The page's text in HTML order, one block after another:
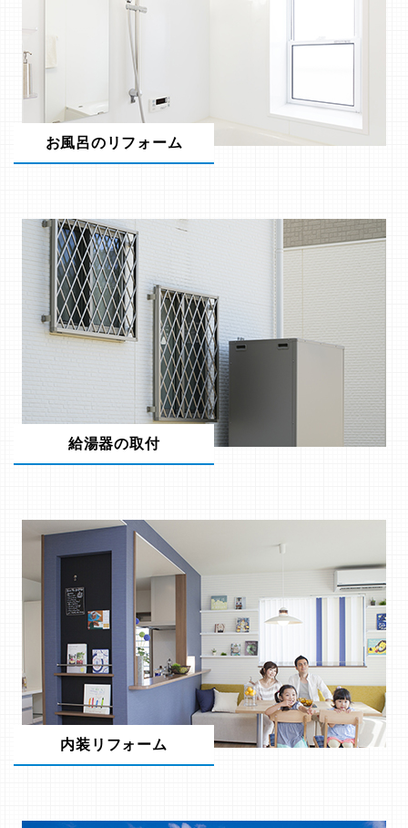
お風呂のリフォーム
給湯器の取付
内装リフォーム